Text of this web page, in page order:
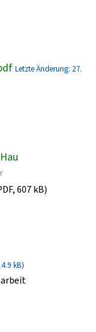
Letzte Änderung: 27.
607 kB)
kB)